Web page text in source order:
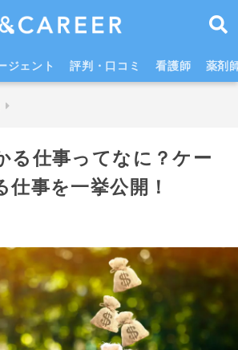
上で大切なこと
ジェント 評判・口コミ 看護師 薬剤
る仕事ってなに？ケー
仕事を一挙公開！